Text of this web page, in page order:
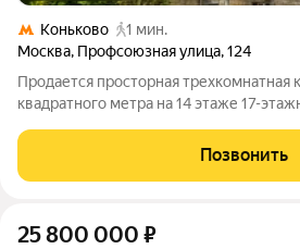
Коньково
1 мин.
Москва, Профсоюзная улица,124
Продается просторная трехкомнатная
квадратного метра на 14 этаже 17-
Машиноместо в ГСК прямо под окнами
стоимость. Окна выходят на две
Позвонить
25 800 000 ₽